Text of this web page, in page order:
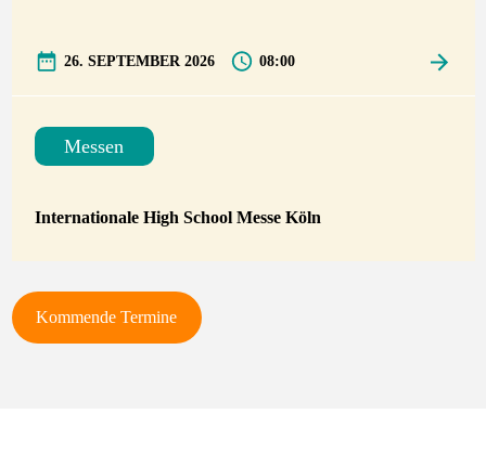
26. SEPTEMBER 2026 08:00
Messen
Internationale High School Messe Köln
Kommende Termine